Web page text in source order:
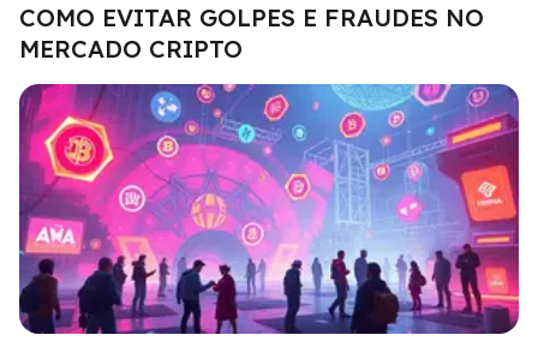
COMO EVITAR GOLPES E FRAUDES NO
MERCADO CRIPTO